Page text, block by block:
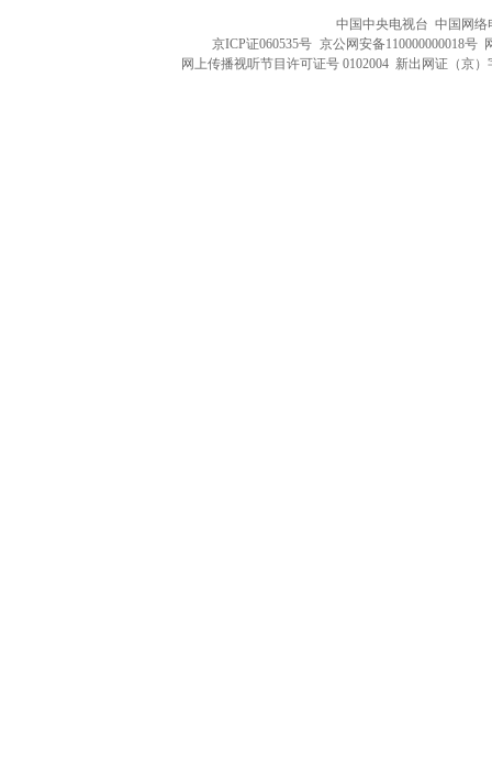
中国中央电视台 中国网
京ICP证060535号 京公网安备110000000018号
网上传播视听节目许可证号 0102004 新出网证（京